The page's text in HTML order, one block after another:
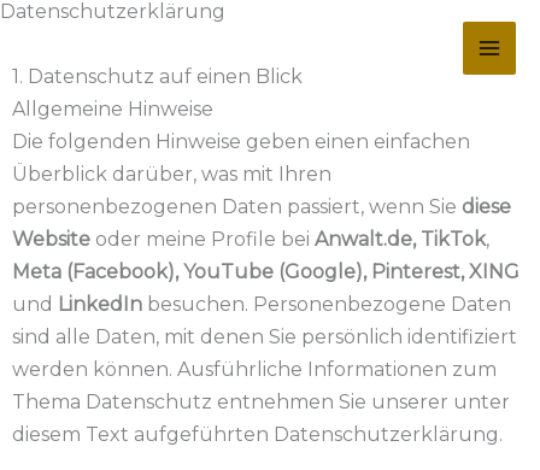
Zum
springen
Datenschutzerklärung
1. Datenschutz auf einen Blick
Allgemeine Hinweise
Die folgenden Hinweise geben einen einfachen
Überblick darüber, was mit Ihren
personenbezogenen Daten passiert, wenn Sie diese
Website oder meine Profile bei Anwalt.de, TikTok,
Meta (Facebook), YouTube (Google), Pinterest, XING
und LinkedIn besuchen. Personenbezogene Daten
sind alle Daten, mit denen Sie persönlich identifiziert
werden können. Ausführliche Informationen zum
Thema Datenschutz entnehmen Sie unserer unter
diesem Text aufgeführten Datenschutzerklärung.